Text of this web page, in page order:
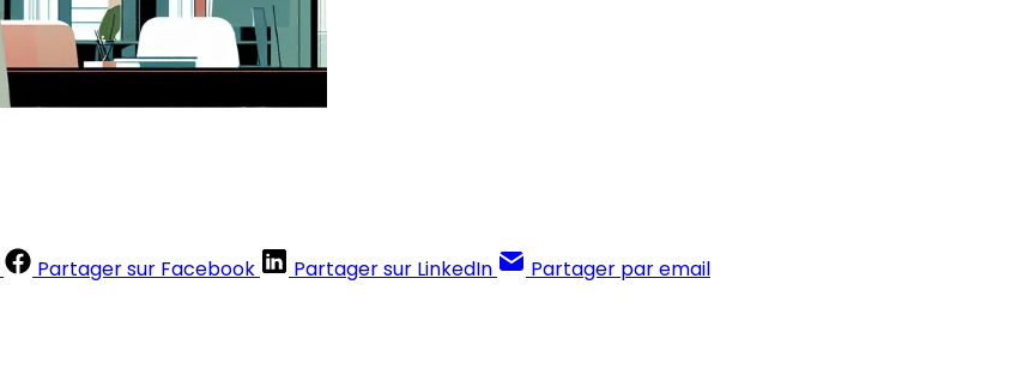
Partager sur Facebook Partager sur LinkedIn Partager par email